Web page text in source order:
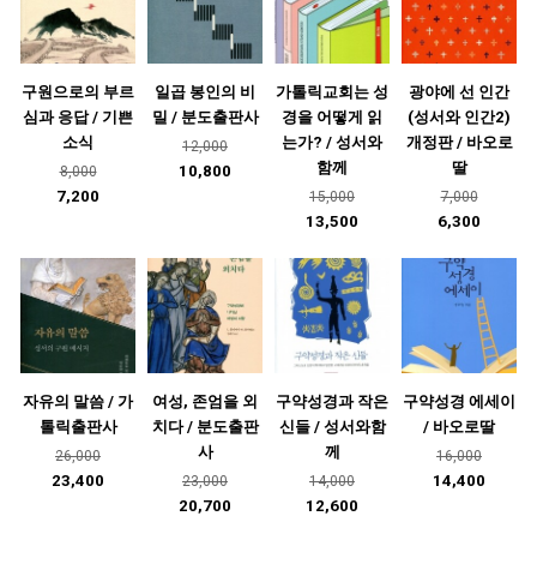
구원으로의 부르
심과 응답 / 기쁜
소식
8,000
7,200
일곱 봉인의 비
밀 / 분도출판사
12,000
10,800
가톨릭교회는 성
경을 어떻게 읽
는가? / 성서와
함께
15,000
13,500
광야에 선 인간
(성서와 인간2)
개정판 / 바오로
딸
7,000
6,300
자유의 말씀 / 가
톨릭출판사
26,000
23,400
여성, 존엄을 외
치다 / 분도출판
사
23,000
20,700
구약성경과 작은
신들 / 성서와함
께
14,000
12,600
구약성경 에세이
/ 바오로딸
16,000
14,400